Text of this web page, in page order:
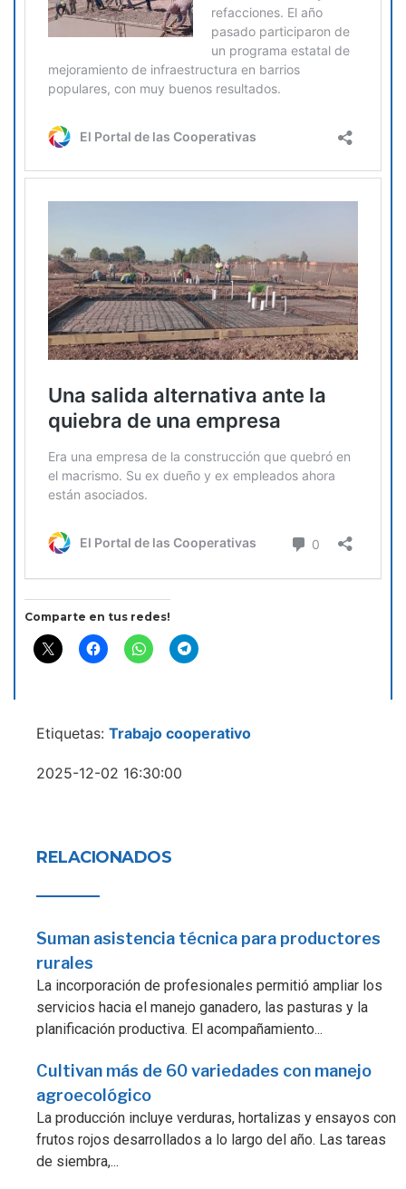
Comparte en tus redes!
Etiquetas: Trabajo cooperativo
2025-12-02 16:30:00
RELACIONADOS
Suman asistencia técnica para productores
rurales
La incorporación de profesionales permitió ampliar los
servicios hacia el manejo ganadero, las pasturas y la
planificación productiva. El acompañamiento...
Cultivan más de 60 variedades con manejo
agroecológico
La producción incluye verduras, hortalizas y ensayos con
frutos rojos desarrollados a lo largo del año. Las tareas
de siembra,...